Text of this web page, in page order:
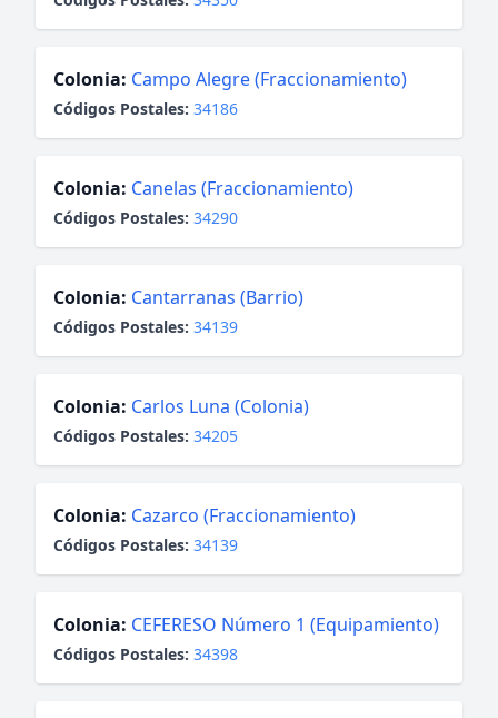
Colonia: Campo Alegre (Fraccionamiento)
Códigos Postales: 34186
Colonia: Canelas (Fraccionamiento)
Códigos Postales: 34290
Colonia: Cantarranas (Barrio)
Códigos Postales: 34139
Colonia: Carlos Luna (Colonia)
Códigos Postales: 34205
Colonia: Cazarco (Fraccionamiento)
Códigos Postales: 34139
Colonia: CEFERESO Número 1 (Equipamiento)
Códigos Postales: 34398